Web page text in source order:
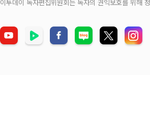
이투데이 독자편집위원회는 독자의 권익보호를 위해